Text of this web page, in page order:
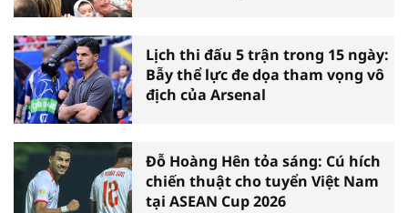
Lịch thi đấu 5 trận trong 15 ngày:
Bẫy thể lực đe dọa tham vọng vô
địch của Arsenal
Đỗ Hoàng Hên tỏa sáng: Cú hích
chiến thuật cho tuyển Việt Nam
tại ASEAN Cup 2026